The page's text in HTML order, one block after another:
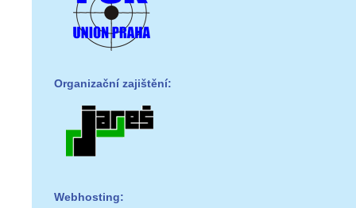
Organizační zajištění:
Webhosting: